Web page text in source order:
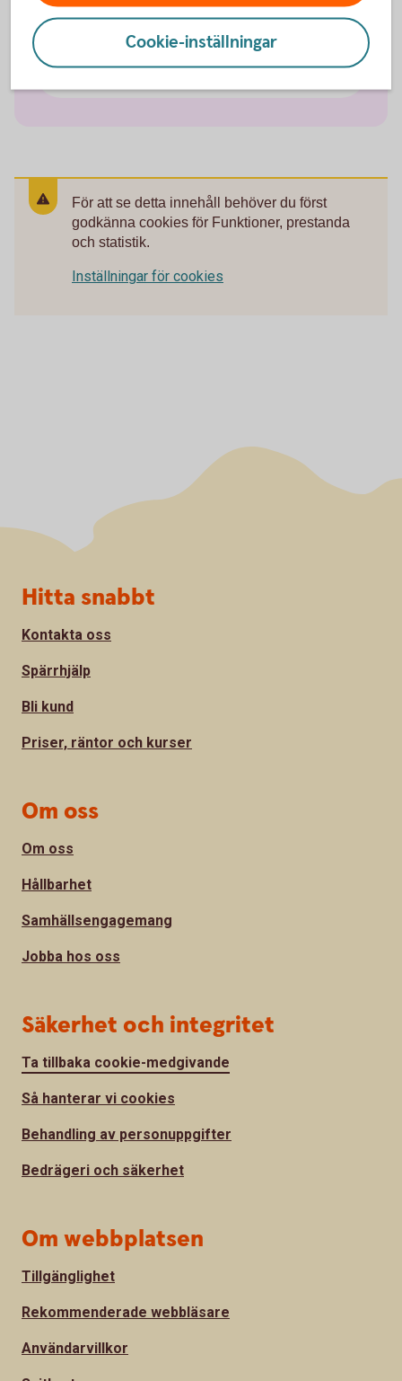
Släpvagnsförsäkring
Snöskoterförsäkring
För att se detta innehåll behöver du först
godkänna cookies för Funktioner, prestanda
och statistik.
Inställningar för cookies
Cookie-inställningar
Sidfot
Hitta snabbt
Kontakta oss
Spärrhjälp
Bli kund
Priser, räntor och kurser
Om oss
Om oss
Hållbarhet
Samhällsengagemang
Jobba hos oss
Säkerhet och integritet
Ta tillbaka cookie-medgivande
Så hanterar vi cookies
Behandling av personuppgifter
Bedrägeri och säkerhet
Om webbplatsen
Tillgänglighet
Rekommenderade webbläsare
Användarvillkor